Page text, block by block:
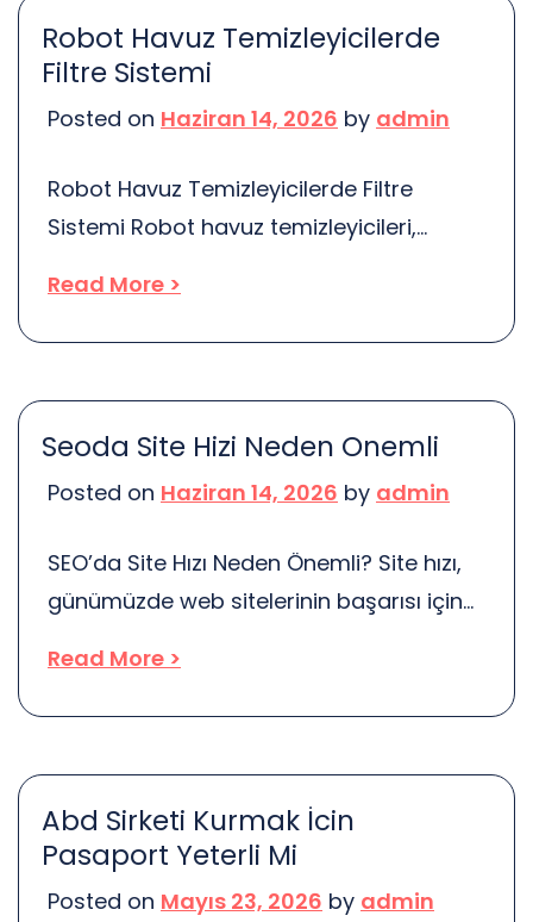
fazla insan, dijital dünyada yer alıyor. Bu
da veri kaybı riskini artırıyor. Peki, bu riski
nasıl azaltabiliriz? Öncelikle, veri […]
Robot Havuz Temizleyicilerde
Filtre Sistemi
Posted on Haziran 14, 2026 by admin
Robot Havuz Temizleyicilerde Filtre
Sistemi Robot havuz temizleyicileri,
bir teknoloji. Ama bunların etkili
çalışabilmesi için, filtre sistemlerinin
havuzun temiz kalmasını sağlar. Bu,
sadece görsel bir temizlik değil, aynı
kritik bir adımdır. Peki, filtre sistemleri […]
Read More >
Seoda Site Hizi Neden Onemli
Posted on Haziran 14, 2026 by admin
SEO’da Site Hızı Neden Önemli? Site hızı,
günümüzde web sitelerinin başarısı için
kullanıcı deneyimini doğrudan etkiler.
Peki, neden bu kadar önemli? Kullanıcılar,
kullanıcılar hemen başka bir yere
geçebilir. Bu durum, sitenizin hedef
kitlesini kaybetmesine yol açar. Ayrıca,
Read More >
Abd Sirketi Kurmak İcin
Pasaport Yeterli Mi
Posted on Mayıs 23, 2026 by admin